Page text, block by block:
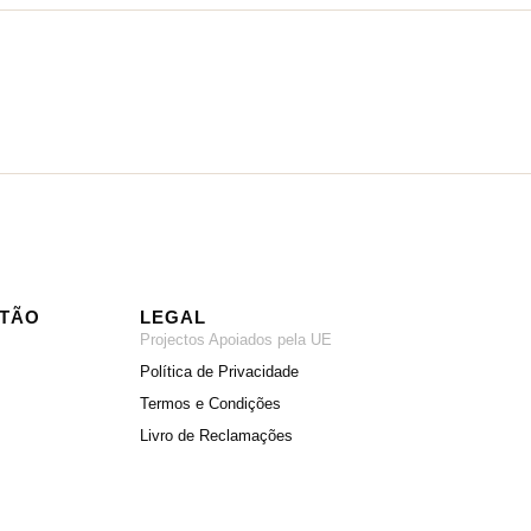
LEGAL
Projectos Apoiados pela UE
Política de Privacidade
Termos e Condições
Livro de Reclamações